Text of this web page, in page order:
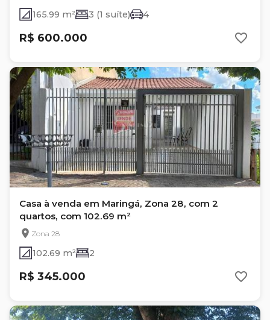
165.99 m² 3 (1 suíte) 4
R$ 600.000
Casa à venda em Maringá, Zona 28, com 2
quartos, com 102.69 m²
Zona 28
102.69 m² 2
R$ 345.000